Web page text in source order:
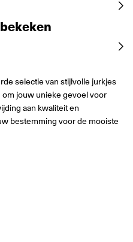
selectie van stijlvolle jurkjes
jouw unieke gevoel voor
aan kwaliteit en
bestemming voor de mooiste